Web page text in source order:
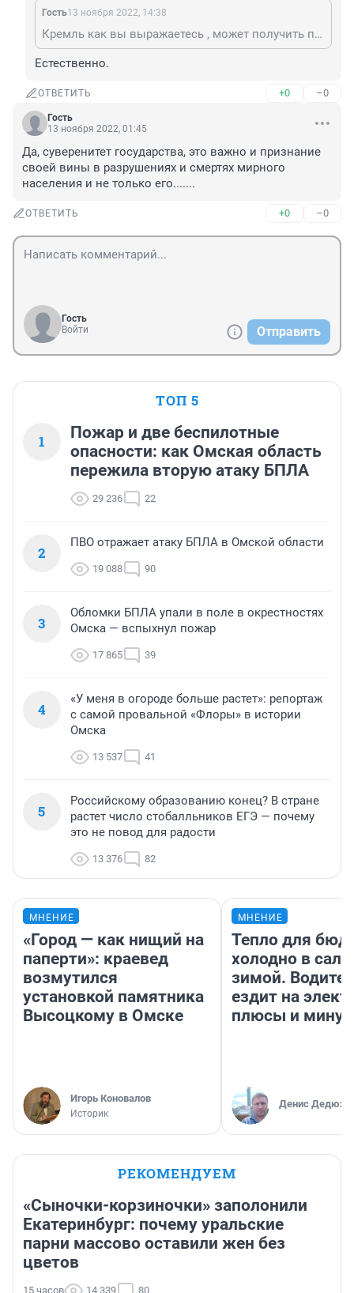
Гость13 ноября 2022, 14:38
Кремль как вы выражаетесь , может получить переговоры и даже все это прекратить за 15 минут. Объявить о полном выводе войск с чужой территории. Что может быть проще ?!
Естественно.
ОТВЕТИТЬ +0 –0
Гость
13 ноября 2022, 01:45
Да, суверенитет государства, это важно и признание
своей вины в разрушениях и смертях мирного
населения и не только его.......
ОТВЕТИТЬ +0 –0
Гость
Войти
Отправить
ТОП 5
1
Пожар и две беспилотные
опасности: как Омская область
пережила вторую атаку БПЛА
29 236 22
2
ПВО отражает атаку БПЛА в Омской области
19 088 90
3
Обломки БПЛА упали в поле в окрестностях
Омска — вспыхнул пожар
17 865 39
4
«У меня в огороде больше растет»: репортаж
с самой провальной «Флоры» в истории
Омска
13 537 41
5
Российскому образованию конец? В стране
растет число стобалльников ЕГЭ — почему
это не повод для радости
13 376 82
МНЕНИЕ
«Город — как нищий на
паперти»: краевед
возмутился
установкой памятника
Высоцкому в Омске
Игорь Коновалов
Историк
МНЕНИЕ
Тепло для
холодно в
зимой.
ездит на
плюсы и
Денис
РЕКОМЕНДУЕМ
«Сыночки-корзиночки» заполонили
Екатеринбург: почему уральские
парни массово оставили жен без
цветов
15 часов 14 339 80